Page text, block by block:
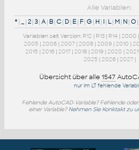
Alle Variablen:
*|_|2|3|A| B|C| D| E| F|G| H| I| L| M| N|O|
Variablen seit Version: R12 | R13 | R14 | 2000 |
2005 | 2006| 2007| 2008| 2009| 2010 |
2015 | 2016| 2017| 2018| 2019| 2020 | 2021
2025 | 2026| 2027|
Übersicht über alle 1547
nur im LT fehlende
Fehlende AutoCAD-Variable? Fehlende
einer Variable? Nehmen Sie Konktakt zu